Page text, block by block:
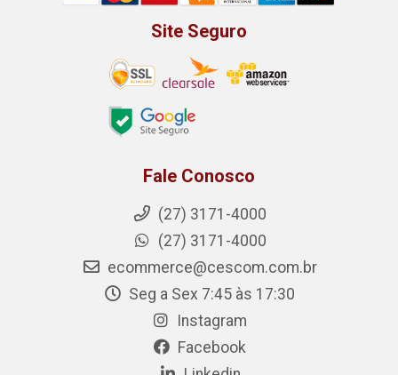
Site Seguro
Fale Conosco
(27) 3171-4000
(27) 3171-4000
ecommerce@cescom.com.br
Seg a Sex 7:45 às 17:30
Instagram
Facebook